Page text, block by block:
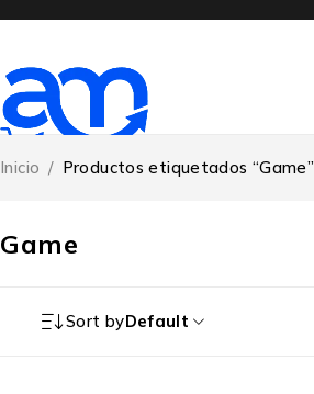
Game
Inicio / Productos etiquetados “Game”
Sort byDefault